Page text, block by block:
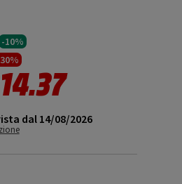
-10%
da
dal 14/08/2026